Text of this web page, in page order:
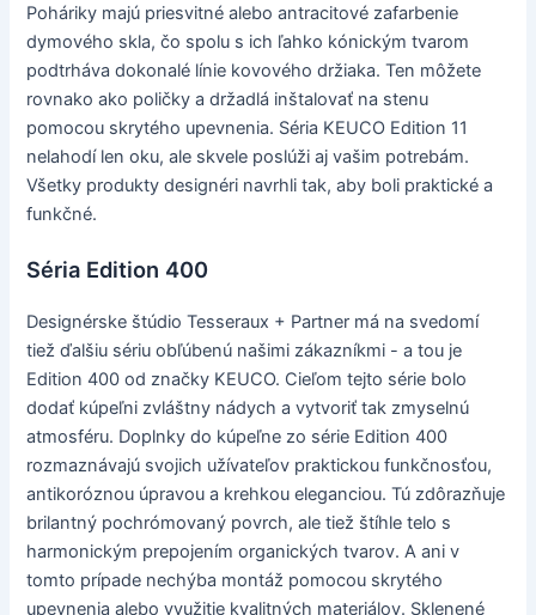
Poháriky majú priesvitné alebo antracitové zafarbenie
dymového skla, čo spolu s ich ľahko kónickým tvarom
podtrháva dokonalé línie kovového držiaka. Ten môžete
rovnako ako poličky a držadlá inštalovať na stenu
pomocou skrytého upevnenia. Séria KEUCO Edition 11
nelahodí len oku, ale skvele poslúži aj vašim potrebám.
Všetky produkty designéri navrhli tak, aby boli praktické a
funkčné.
Séria Edition 400
Designérske štúdio Tesseraux + Partner má na svedomí
tiež ďalšiu sériu obľúbenú našimi zákazníkmi - a tou je
Edition 400 od značky KEUCO. Cieľom tejto série bolo
dodať kúpeľni zvláštny nádych a vytvoriť tak zmyselnú
atmosféru. Doplnky do kúpeľne zo série Edition 400
rozmaznávajú svojich užívateľov praktickou funkčnosťou,
antikoróznou úpravou a krehkou eleganciou. Tú zdôrazňuje
brilantný pochrómovaný povrch, ale tiež štíhle telo s
harmonickým prepojením organických tvarov. A ani v
tomto prípade nechýba montáž pomocou skrytého
upevnenia alebo využitie kvalitných materiálov. Sklenené